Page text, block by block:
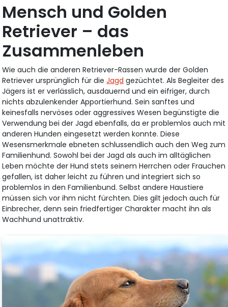
Mensch und Golden
Retriever – das
Zusammenleben
Wie auch die anderen Retriever-Rassen wurde der Golden
Retriever ursprünglich für dieJagd gezüchtet. Als Begleiter des
Jägers ist er verlässlich, ausdauernd und ein eifriger, durch
nichts abzulenkender Apportierhund. Sein sanftes und
keinesfalls nervöses oder aggressives Wesen begünstigte die
Verwendung bei der Jagd ebenfalls, da er problemlos auch mit
anderen Hunden eingesetzt werden konnte. Diese
Wesensmerkmale ebneten schlussendlich auch den Weg zum
Familienhund. Sowohl bei der Jagd als auch im alltäglichen
Leben möchte der Hund stets seinem Herrchen oder Frauchen
gefallen, ist daher leicht zu führen und integriert sich so
problemlos in den Familienbund. Selbst andere Haustiere
müssen sich vor ihm nicht fürchten. Dies gilt jedoch auch für
Einbrecher, denn sein friedfertiger Charakter macht ihn als
Wachhund unattraktiv.